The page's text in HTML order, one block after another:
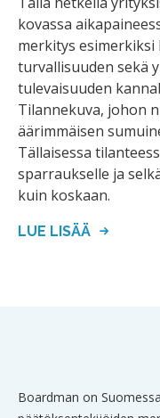
kovassa
merkitys
turvallisuuden sekä
tulevaisuuden
Tilannekuva, johon
äärimmäisen
Tällaisessa
sparraukselle ja
kuin koskaan.
LUE LISÄÄ
Boardman on